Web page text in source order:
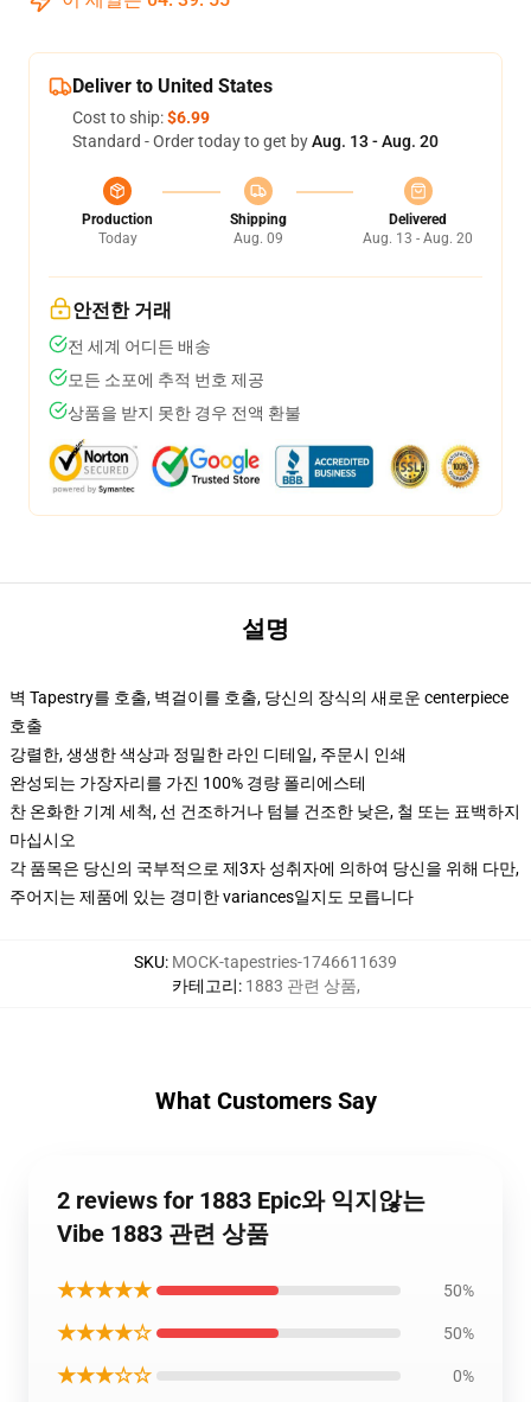
Deliver to United States
Cost to ship:$6.99
Standard - Order today to get byAug. 13 - Aug. 20
Production
Today
Shipping
Aug. 09
Delivered
Aug. 13 - Aug. 20
안전한 거래
전 세계 어디든 배송
모든 소포에 추적 번호 제공
상품을 받지 못한 경우 전액 환불
설명
벽 Tapestry를 호출, 벽걸이를 호출, 당신의 장식의 새로운 centerpiece
호출
강렬한, 생생한 색상과 정밀한 라인 디테일, 주문시 인쇄
완성되는 가장자리를 가진 100% 경량 폴리에스테
찬 온화한 기계 세척, 선 건조하거나 텀블 건조한 낮은, 철 또는 표백하지
마십시오
각 품목은 당신의 국부적으로 제3자 성취자에 의하여 당신을 위해 다만,
주어지는 제품에 있는 경미한 variances일지도 모릅니다
SKU: MOCK-tapestries-1746611639
카테고리: 1883 관련 상품,
What Customers Say
2 reviews for 1883 Epic와 익지않는
Vibe 1883 관련 상품
★★★★★ 50%
★★★★☆ 50%
★★★☆☆ 0%